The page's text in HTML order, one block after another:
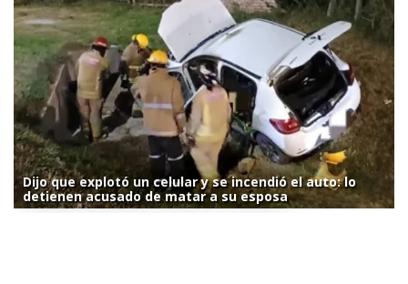
Dijo que explotó un celular y se incendió el auto: lo
detienen acusado de matar a su esposa